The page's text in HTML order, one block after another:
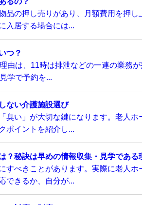
品の押し売りがあり、月額費用を押し
入居する場合には...
つ？
由は、11時は排泄などの一連の業務
学で予約を...
ない介護施設選び
臭い」が大切な鍵になります。老人ホ
ポイントを紹介し...
？秘訣は早めの情報収集・見学である
すべきことがあります。実際に老人ホ
できるか、自分が...